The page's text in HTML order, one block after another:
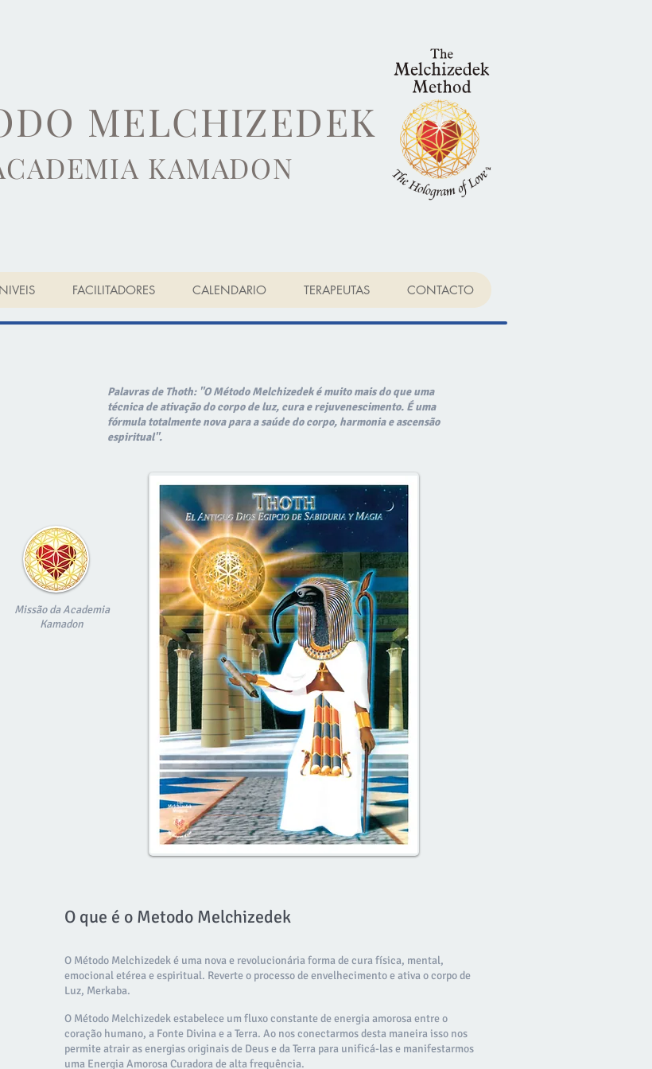
MELCHIZEDEK
KAMADON
NIVEIS FACILITADORES CALENDARIO TERAPEUTAS CONTACTO
O que é o Metodo Melchizedek
O Método Melchizedek é uma nova e revolucionária forma de cura física, mental,
emocional etérea e espiritual. Reverte o processo de envelhecimento e ativa o corpo de
Luz, Merkaba.
O Método Melchizedek estabelece um fluxo constante de energia amorosa entre o
coração humano, a Fonte Divina e a Terra. Ao nos conectarmos desta maneira isso nos
permite atrair as energias originais de Deus e da Terra para unificá-las e manifestarmos
uma Energia Amorosa Curadora de alta frequência.
Palavras de Thoth: "O Método Melchizedek é muito mais do que uma
técnica de ativação do corpo de luz, cura e rejuvenescimento. É uma
fórmula totalmente nova para a saúde do corpo, harmonia e ascensão
espiritual".
Missão da Academia
Kamadon